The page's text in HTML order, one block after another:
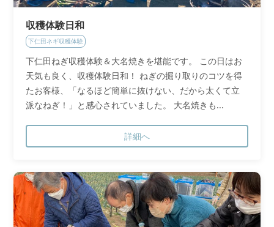
収穫体験日和
下仁田ネギ収穫体験
下仁田ねぎ収穫体験＆大名焼きを堪能です。 この日はお
天気も良く、収穫体験日和！ ねぎの掘り取りのコツを得
たお客様、「なるほど簡単に抜けない、だから太くて立
派なねぎ！」と感心されていました。 大名焼きも...
詳細へ